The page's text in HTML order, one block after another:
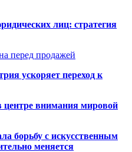
лиц: стратегия
перед продажей
ускоряет переход к
центре внимания мировой
борьбу с искусственным
меняется